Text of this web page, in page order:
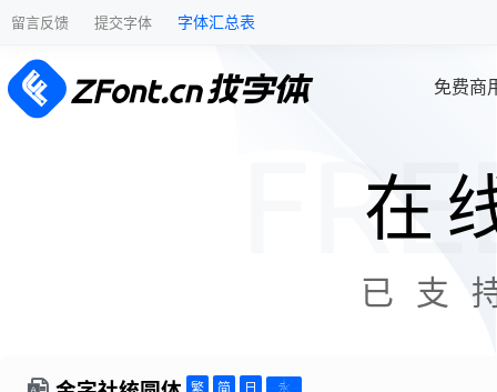
留言反馈 提交字体 字体汇总表
免费商
在
已支